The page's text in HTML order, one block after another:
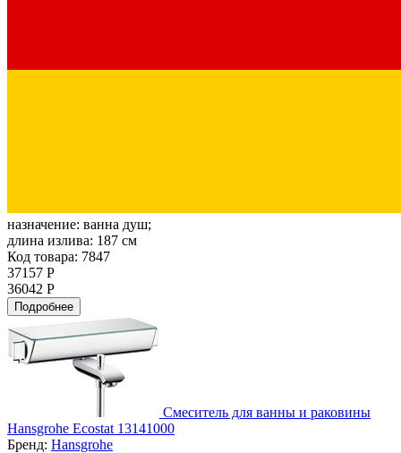
назначение: ванна душ;
длина излива: 187 см
Код товара: 7847
37157 Р
36042 Р
Подробнее
Смеситель для ванны и раковины
Hansgrohe Ecostat 13141000
Бренд: Hansgrohe